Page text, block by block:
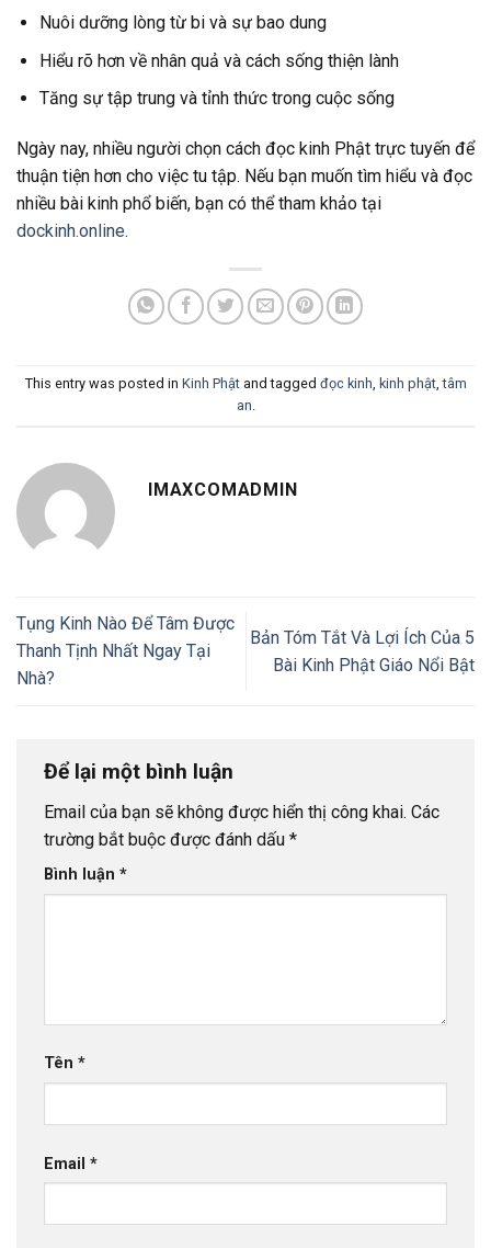
Nuôi dưỡng lòng từ bi và sự bao dung
Hiểu rõ hơn về nhân quả và cách sống thiện lành
Tăng sự tập trung và tỉnh thức trong cuộc sống
Ngày nay, nhiều người chọn cách đọc kinh Phật trực tuyến để
thuận tiện hơn cho việc tu tập. Nếu bạn muốn tìm hiểu và đọc
nhiều bài kinh phổ biến, bạn có thể tham khảo tại
dockinh.online.
This entry was posted in Kinh Phậtand tagged đọc kinh, kinh phật,tâm
an.
IMAXCOMADMIN
Tụng Kinh Nào Để Tâm Được
Thanh Tịnh Nhất Ngay Tại
Nhà?
Bản Tóm Tắt Và Lợi Ích Của 5
Bài Kinh Phật Giáo Nổi Bật
Để lại một bình luận
Email của bạn sẽ không được hiển thị công khai. Các
trường bắt buộc được đánh dấu *
Bình luận *
Tên *
Email *